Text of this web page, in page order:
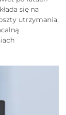
się na
utrzymania,